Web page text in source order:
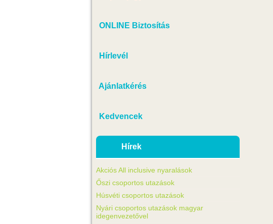
ONLINE Biztosítás
Hírlevél
Ajánlatkérés
Kedvencek
Hírek
Akciós All inclusive nyaralások
Őszi csoportos utazások
Húsvéti csoportos utazások
Nyári csoportos utazások magyar
idegenvezetővel